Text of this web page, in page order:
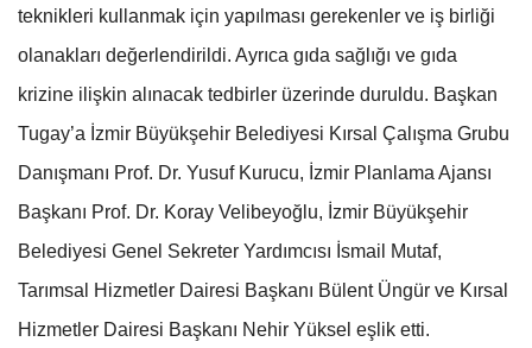
teknikleri kullanmak için yapılması gerekenler ve iş birliği
olanakları değerlendirildi. Ayrıca gıda sağlığı ve gıda
krizine ilişkin alınacak tedbirler üzerinde duruldu. Başkan
Tugay’a İzmir Büyükşehir Belediyesi Kırsal Çalışma Grubu
Danışmanı Prof. Dr. Yusuf Kurucu, İzmir Planlama Ajansı
Başkanı Prof. Dr. Koray Velibeyoğlu, İzmir Büyükşehir
Belediyesi Genel Sekreter Yardımcısı İsmail Mutaf,
Tarımsal Hizmetler Dairesi Başkanı Bülent Üngür ve Kırsal
Hizmetler Dairesi Başkanı Nehir Yüksel eşlik etti.